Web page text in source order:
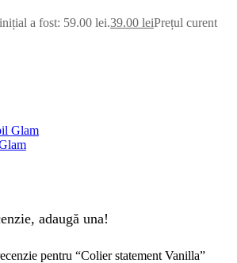
a fost: 59.00 lei.39.00 leiPrețul curent
adaugă una!
pentru “Colier statement Vanilla”